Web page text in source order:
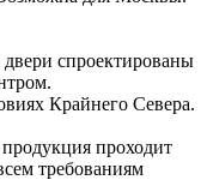
спроектированы
Крайнего Севера.
проходит
требованиям